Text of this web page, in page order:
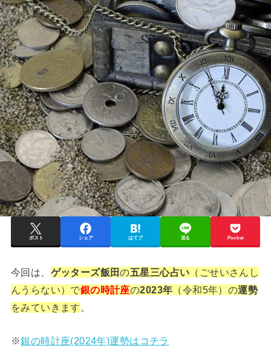
ポスト シェア はてブ 送る Pocket
今回は、 ゲッターズ飯田の五星三心占い （ごせいさんし
んうらない）で銀の時計座の2023年 （令和5年）の運勢
をみていきます 。
※銀の時計座(2024年)運勢はコチラ